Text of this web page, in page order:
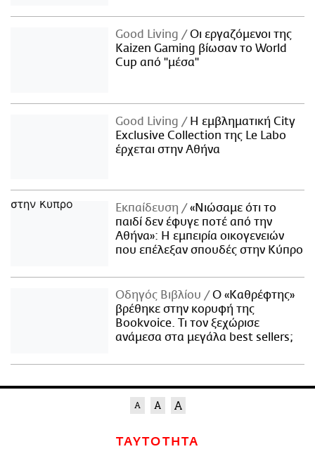
Good Living
Οι εργαζόμενοι της
Kaizen Gaming βίωσαν το World
Cup από "μέσα"
Good Living
Η εμβληματική City
Exclusive Collection της Le Labo
έρχεται στην Αθήνα
Εκπαίδευση
«Νιώσαμε ότι το
παιδί δεν έφυγε ποτέ από την
Αθήνα»: Η εμπειρία οικογενειών
που επέλεξαν σπουδές στην Κύπρο
Οδηγός Βιβλίου
Ο «Καθρέφτης»
βρέθηκε στην κορυφή της
Bookvoice. Τι τον ξεχώρισε
ανάμεσα στα μεγάλα best sellers;
ΤΑΥΤΟΤΗΤΑ